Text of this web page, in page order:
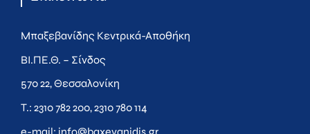
Μπαξεβανίδης Κεντρικά-Αποθήκη
ΒΙ.ΠΕ.Θ. – Σίνδος
570 22, Θεσσαλονίκη
Τ.: 2310 782 200,2310 780 114
e-mail: info@baxevanidis.gr